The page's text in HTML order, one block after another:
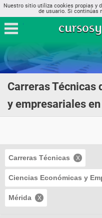
Nuestro sitio utiliza cookies propias y
de usuario. Si continúas
Carreras Técnicas
y empresariales
Carreras Técnicas
Ciencias Económicas y
Mérida